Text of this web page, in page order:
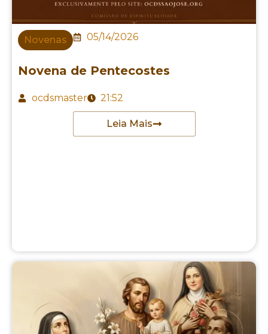
Novenas 05/14/2026
Novena de Pentecostes
ocdsmaster 21:52
Leia Mais